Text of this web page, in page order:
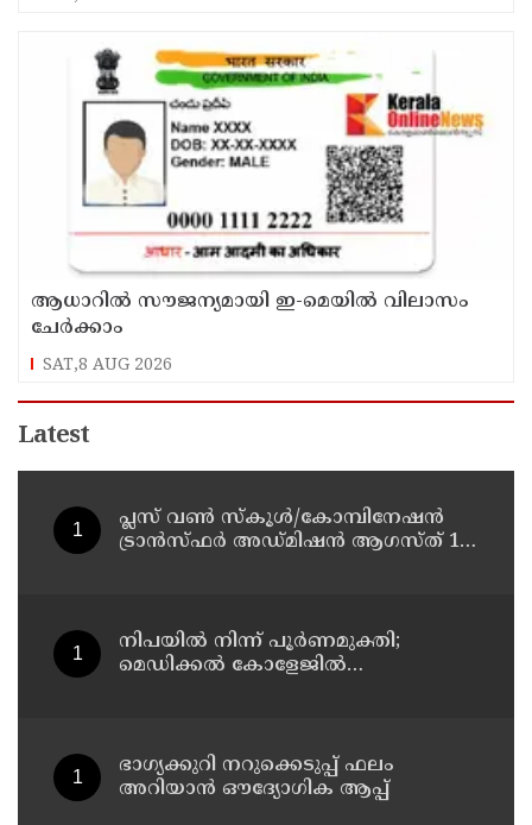
ആധാറിൽ സൗജന്യമായി ഇ-മെയിൽ വിലാസം
ചേർക്കാം
SAT,8 AUG 2026
Latest
പ്ലസ് വൺ സ്‌കൂൾ/കോമ്പിനേഷൻ
ട്രാൻസ്ഫർ അഡ്മിഷൻ ആഗസ്ത് 10,
നിപയിൽ നിന്ന് പൂർണമുക്തി;
മെഡിക്കൽ കോളേജിൽ
ഭാഗ്യക്കുറി നറുക്കെടുപ്പ് ഫലം
അറിയാൻ ഔദ്യോഗിക ആപ്പ്